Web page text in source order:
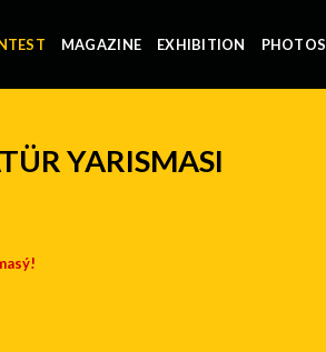
MAGAZINE EXHIBITION PHOTOS
YARISMASI